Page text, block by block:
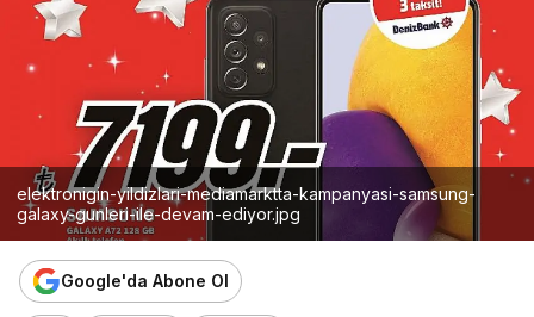
elektronigin-yildizlari-mediamarktta-kampanyasi-samsung-
galaxy-gunleri-ile-devam-ediyor.jpg
Google'da Abone Ol